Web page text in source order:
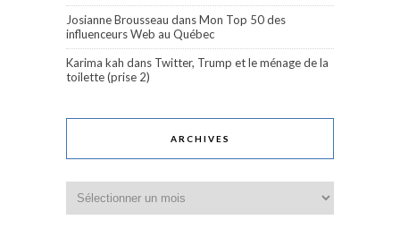
Josianne Brousseau dansMon Top 50 des
influenceurs Web au Québec
Karima kah dans Twitter, Trump et le ménage de la
toilette (prise 2)
ARCHIVES